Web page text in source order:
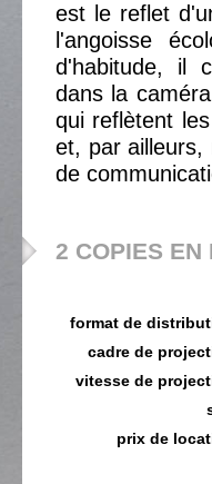
est le reflet
l'angoisse
d'habitude, il
dans la
qui reflètent
et, par ailleurs,
de
2 COPIES EN
format de
cadre de
vitesse de
prix de